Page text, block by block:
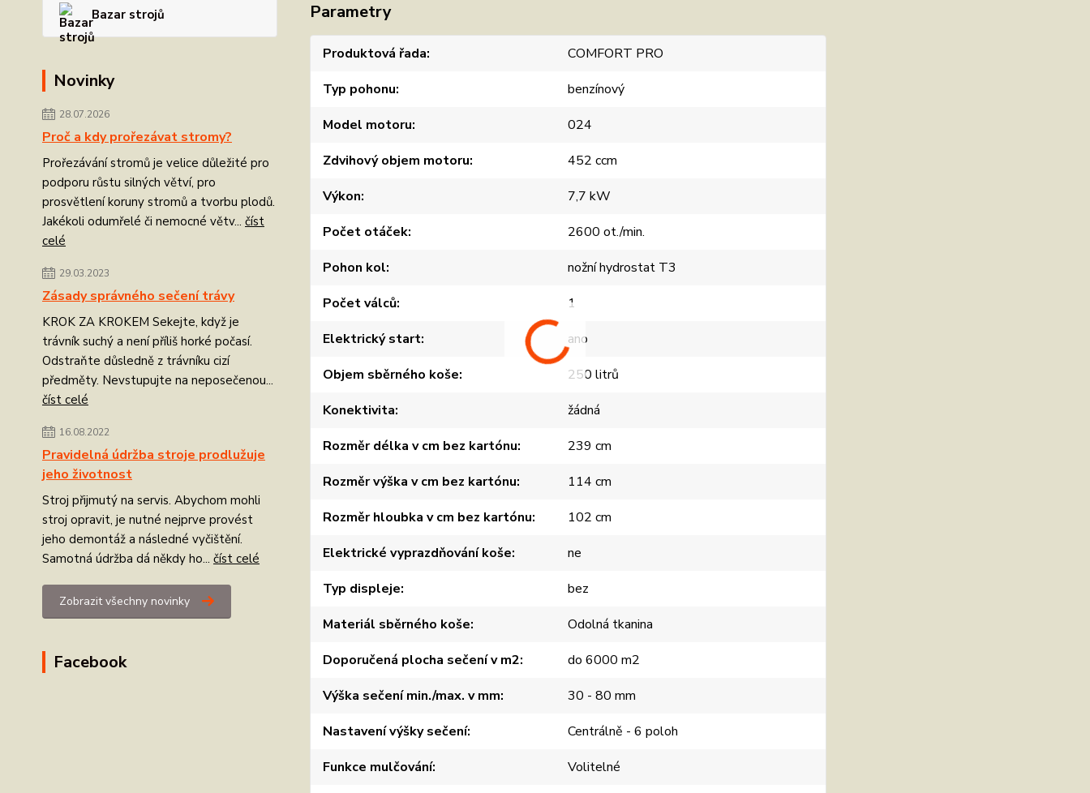
Bazar strojů
Novinky
28.07.2026
Proč a kdy prořezávat stromy?
Prořezávání stromů je velice důležité pro
podporu růstu silných větví, pro
prosvětlení koruny stromů a tvorbu plodů.
Jakékoli odumřelé či nemocné větv... číst
celé
29.03.2023
Zásady správného sečení trávy
KROK ZA KROKEM Sekejte, když je
trávník suchý a není příliš horké počasí.
Odstraňte důsledně z trávníku cizí
předměty. Nevstupujte na neposečenou...
číst celé
16.08.2022
Pravidelná údržba stroje prodlužuje
jeho životnost
Stroj přijmutý na servis. Abychom mohli
stroj opravit, je nutné nejprve provést
jeho demontáž a následné vyčištění.
Samotná údržba dá někdy ho... číst celé
Zobrazit všechny novinky
Facebook
Parametry
Produktová řada
COMFORT PRO
Typ pohonu
benzínový
Model motoru
024
Zdvihový objem motoru
452 ccm
Výkon
7,7 kW
Počet otáček
2600 ot./min.
Pohon kol
nožní hydrostat T3
Počet válců
1
Elektrický start
ano
Objem sběrného koše
250 litrů
Konektivita
žádná
Rozměr délka v cm bez kartónu
239 cm
Rozměr výška v cm bez kartónu
114 cm
Rozměr hloubka v cm bez kartónu
102 cm
Elektrické vyprazdňování koše
ne
Typ displeje
bez
Materiál sběrného koše
Odolná tkanina
Doporučená plocha sečení v m2
do 6000 m2
Výška sečení min./max. v mm
30 - 80 mm
Nastavení výšky sečení
Centrálně - 6 poloh
Funkce mulčování
Volitelné